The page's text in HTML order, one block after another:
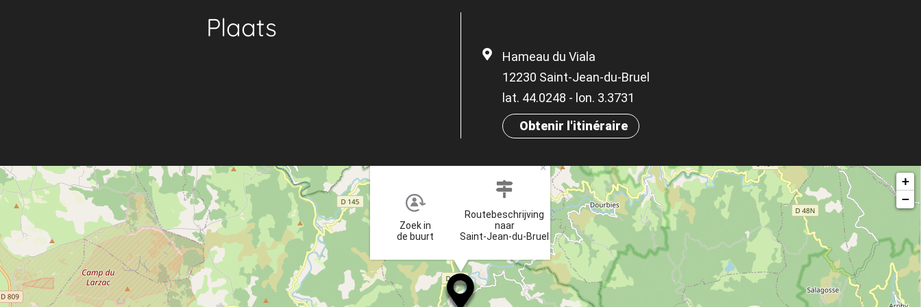
Plaats
Hameau du Viala
12230 Saint-Jean-du-Bruel
lat. 44.0248 - lon. 3.3731
Obtenir l'itinéraire
Zoek in
de buurt
Routebeschrijving
naar
Saint-Jean-du-Bruel
×
+
−